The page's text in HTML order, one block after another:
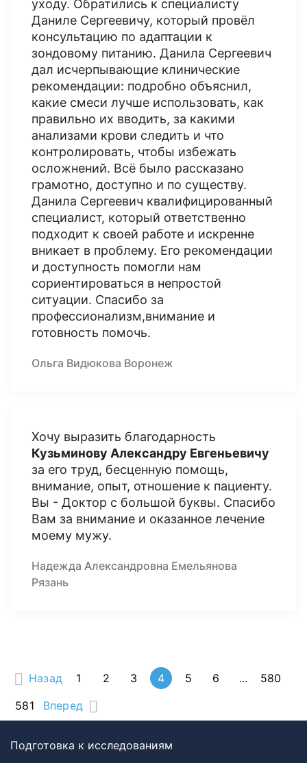
уходу. Обратились к специалисту
Даниле Сергеевичу, который провёл
консультацию по адаптации к
зондовому питанию. Данила Сергеевич
дал исчерпывающие клинические
рекомендации: подробно объяснил,
какие смеси лучше использовать, как
правильно их вводить, за какими
анализами крови следить и что
контролировать, чтобы избежать
осложнений. Всё было рассказано
грамотно, доступно и по существу.
Данила Сергеевич квалифицированный
специалист, который ответственно
подходит к своей работе и искренне
вникает в проблему. Его рекомендации
и доступность помогли нам
сориентироваться в непростой
ситуации. Спасибо за
профессионализм,внимание и
готовность помочь.
Ольга Видюкова Воронеж
Хочу выразить благодарность
Кузьминову Александру Евгеньевичу
за его труд, бесценную помощь,
внимание, опыт, отношение к пациенту.
Вы - Доктор с большой буквы. Спасибо
Вам за внимание и оказанное лечение
моему мужу.
Надежда Александровна Емельянова
Рязань
Назад 1 2 3 4 5 6 ...
580
581
Вперед
Подготовка к исследованиям